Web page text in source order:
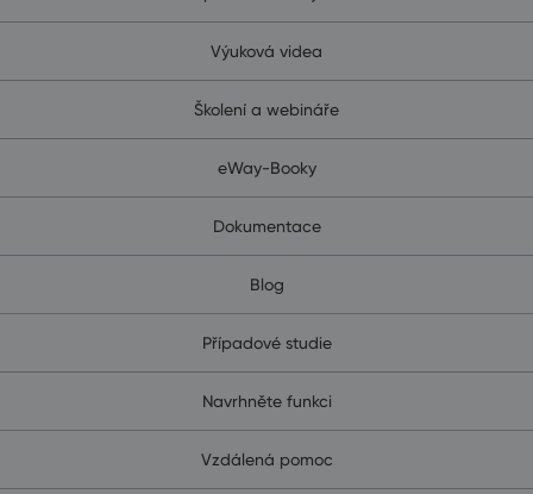
Výuková videa
Školení a webináře
eWay-Booky
Dokumentace
Blog
Případové studie
Navrhněte funkci
Vzdálená pomoc